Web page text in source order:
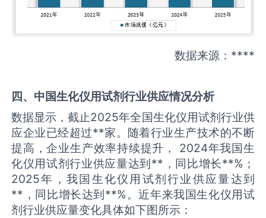
数据来源：****
四、中国生化仪用试剂行业供应情况分析
数据显示，截止2025年全国生化仪用试剂行业供
应企业已经超过**家。随着行业生产技术的不断
提高，企业生产效率持续提升， 2024年我国生
化仪用试剂行业供应量达到**，同比增长**%；
2025年，我国生化仪用试剂行业供应量达到
**，同比增长达到**%。近年来我国生化仪用试
剂行业供应量变化具体如下图所示：